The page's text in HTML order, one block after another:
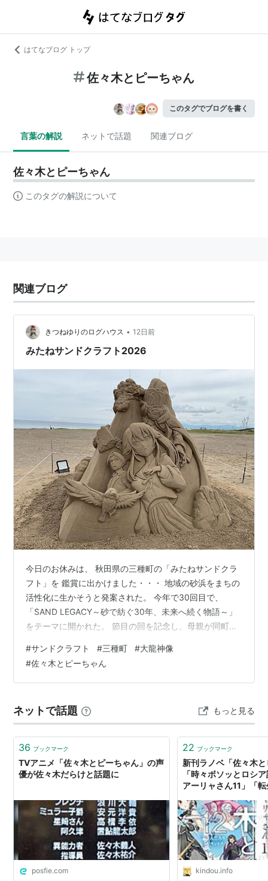
はてなブログ トップ
佐々木とピーちゃん
このタグでブログを書く
言葉の解説 ネットで話題 関連ブログ
佐々木とピーちゃん
このタグの解説について
関連ブログ
きつねゆりのログハウス • 12日前
みたねサンドクラフト2026
今日のお休みは、 秋田県の三種町の「みたねサンドクラ
フト」を 鑑賞に出かけました・・・ 地域の砂浜をまちの
活性化に生かそうと発案された。 今年で30回目で、
「SAND LEGACY～砂で紡ぐ30年、未来へ続く物語～」
をテーマに開かれた。 節目の回を記念し、母親が同町出
して、過去最大となる「大龍神像」 （高さ約5メート
ル、横幅約30メートル）を制作した。 砂像展示は8月31
日まで。夜間は午後9時までライトアップされる。 30回
待して出かけたのですが・・・・ 確かにデカい砂像
が・・・・ …
#サンドクラフト #三種町 #大龍神像
#佐々木とピーちゃん
ネットで話題 もっと見る
36 ブックマーク
TVアニメ「佐々木とピーちゃん」の声
優が佐々木だらけと話題に
posfie.com
22 ブックマーク
新刊ラノベ「佐々木
「時々ボソッとロシ
アーリャさん11」「
ないでしょう！ 31」
kindou.info